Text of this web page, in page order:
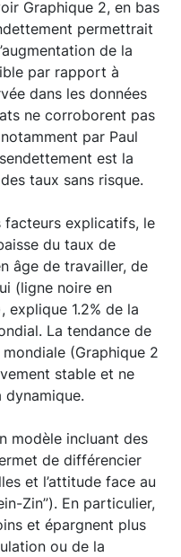
Graphique 2, en bas
permettrait
de la
par rapport à
dans les données
ne corroborent pas
par Paul
est la
taux sans risque.
facteurs explicatifs, le
du taux de
âge de travailler, de
(ligne noire en
explique 1.2% de la
La tendance de
(Graphique 2
stable et ne
modèle incluant des
de différencier
et l’attitude face au
Zin”). En particulier,
et épargnent plus
ou de la